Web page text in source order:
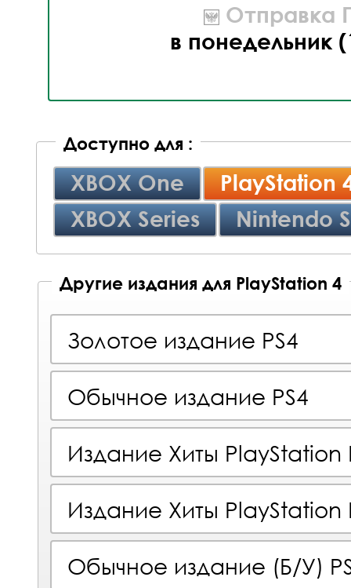
Отправка
в понедельник
Доступно для :
XBOX One
PlayStation
XBOX Series
Nintendo
Другие издания для PlayStation 4
Золотое издание PS4
Обычное издание PS4
Издание Хиты PlayStation
Издание Хиты PlayStation
Обычное издание (Б/У)